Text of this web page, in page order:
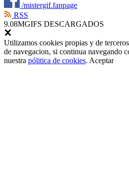
/mistergif.fanpage
RSS
9.08MGIFS DESCARGADOS
Utilizamos cookies propias y de
de navegacion, si continua navegando
nuestra pólitica de cookies. Aceptar